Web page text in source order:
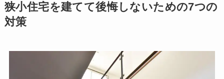
狭小住宅を建てて後悔しないための7つの
対策